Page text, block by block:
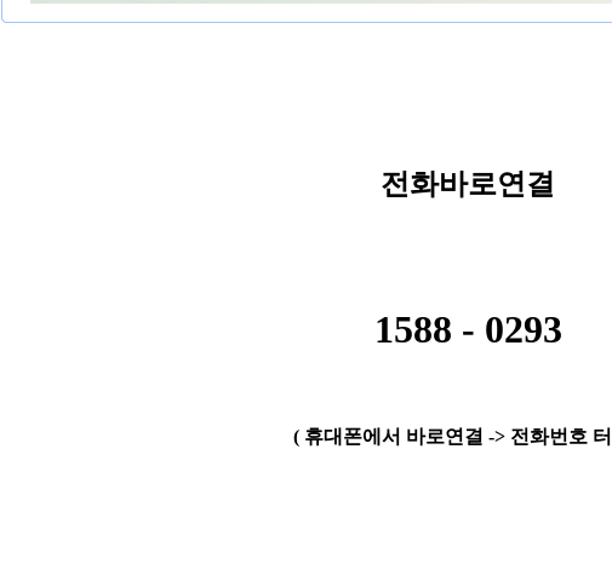
전화바로연결
1588 - 0293
( 휴대폰에서 바로연결 -> 전화번호